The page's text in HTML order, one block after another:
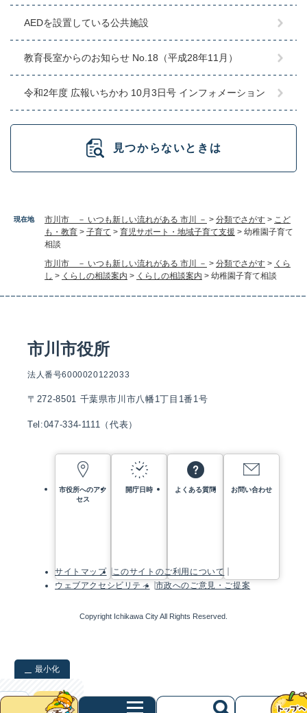
現在地 市川市 － いつも新しい流れがある 市川 － > 分類でさがす > こど
も・教育 > 子育て > 育児サポート・地域子育て支援 > 幼稚園子育て
相談
市川市 － いつも新しい流れがある 市川 － > 分類でさがす > くら
し > くらしの相談案内 > くらしの相談案内 > 幼稚園子育て相談
AEDを設置している公共施設
教育長室からのお知らせ No.18（平成28年11月）
令和2年度 広報いちかわ 10月3日号 インフォメーション
見つからないときは
市川市役所
法人番号6000020122033
〒272-8501 千葉県市川市八幡1丁目1番1号
Tel:047-334-1111（代表）
市役所へのアク
セス
開庁日時 よくある質問 お問い合わせ
サイトマップ
このサイトのご利用について
ウェブアクセシビリティ
市政へのご意見・ご提案
Copyright Ichikawa City All Rights Reserved.
最小化
検索
クリア